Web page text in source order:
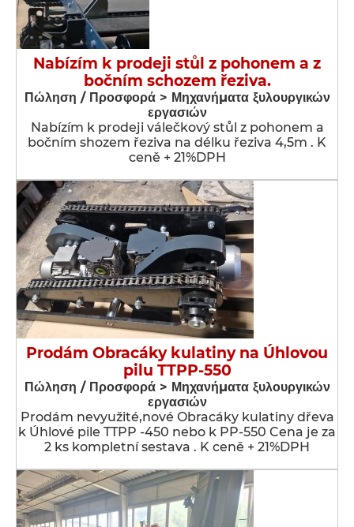
Nabízím k prodeji stůl z pohonem a z
bočním schozem řeziva.
Πώληση / Προσφορά > Μηχανήματα ξυλουργικών
εργασιών
Nabízím k prodeji válečkový stůl z pohonem a
bočním shozem řeziva na délku řeziva 4,5m . K
ceně + 21%DPH
Prodám Obracáky kulatiny na Úhlovou
pilu TTPP-550
Πώληση / Προσφορά > Μηχανήματα ξυλουργικών
εργασιών
Prodám nevyužité,nové Obracáky kulatiny dřeva
k Úhlové pile TTPP -450 nebo k PP-550 Cena je za
2 ks kompletní sestava . K ceně + 21%DPH